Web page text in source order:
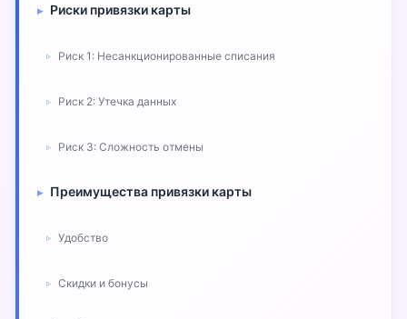
Риски привязки карты
Риск 1: Несанкционированные списания
Риск 2: Утечка данных
Риск 3: Сложность отмены
Преимущества привязки карты
Удобство
Скидки и бонусы